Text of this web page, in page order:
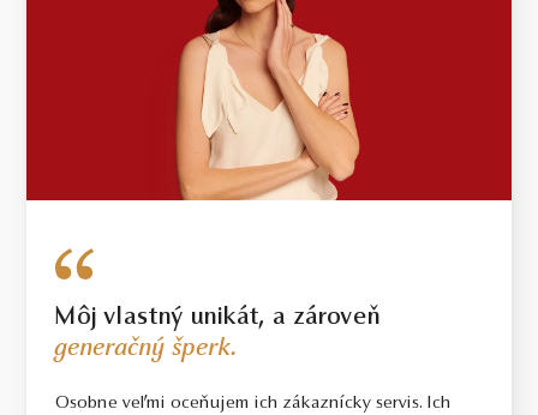
Môj vlastný unikát, a zároveň
generačný šperk.
Osobne veľmi oceňujem ich zákaznícky servis. Ich